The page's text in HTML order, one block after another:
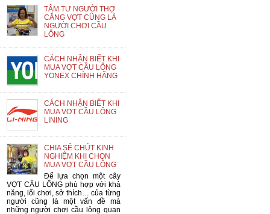
TÂM TƯ NGƯỜI THỢ
CĂNG VỢT CŨNG LÀ
NGƯỜI CHƠI CẦU
LÔNG
CÁCH NHẬN BIẾT KHI
MUA VỢT CẦU LÔNG
YONEX CHÍNH HÃNG
CÁCH NHẬN BIẾT KHI
MUA VỢT CẦU LÔNG
LINING
CHIA SẺ CHÚT KINH
NGHIỆM KHI CHỌN
MUA VỢT CẦU LÔNG
Để lựa chọn một cây
VỢT CẦU LÔNG phù hợp với khả
năng, lối chơi, sở thích… của từng
người cũng là một vấn đề mà
những người chơi cầu lông quan